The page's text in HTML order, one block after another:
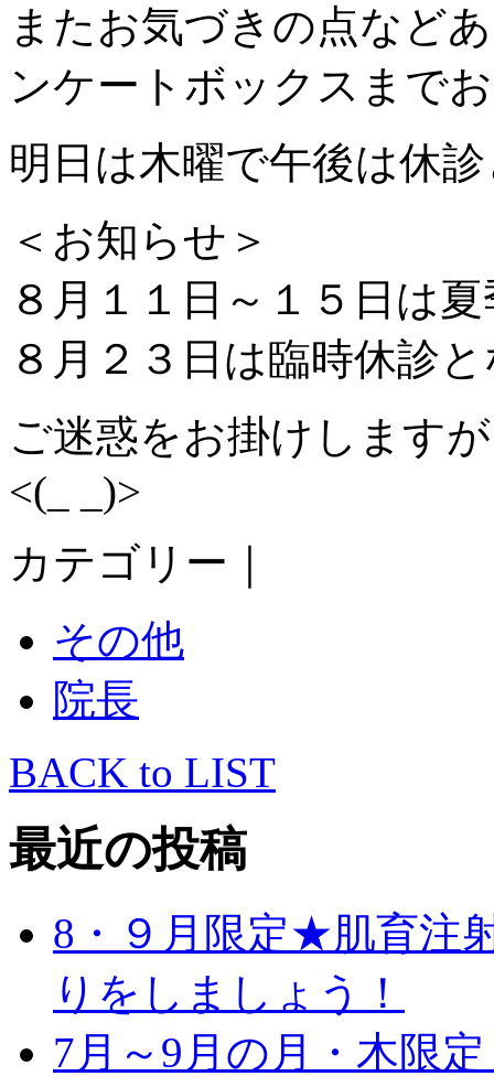
またお気づきの点など
ンケートボックスまで
明日は木曜で午後は休
＜お知らせ＞
８月１１日～１５日は
８月２３日は臨時休診
ご迷惑をお掛けします
<(_ _)>
カテゴリー｜
その他
院長
BACK to LIST
最近の投稿
8・９月限定★肌育注
りをしましょう！
7月～9月の月・木限